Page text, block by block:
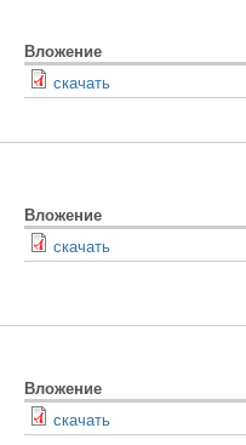
Вложение
скачать
Вложение
скачать
Вложение
скачать